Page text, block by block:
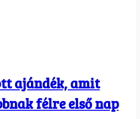
ajándék, amit
félre első nap